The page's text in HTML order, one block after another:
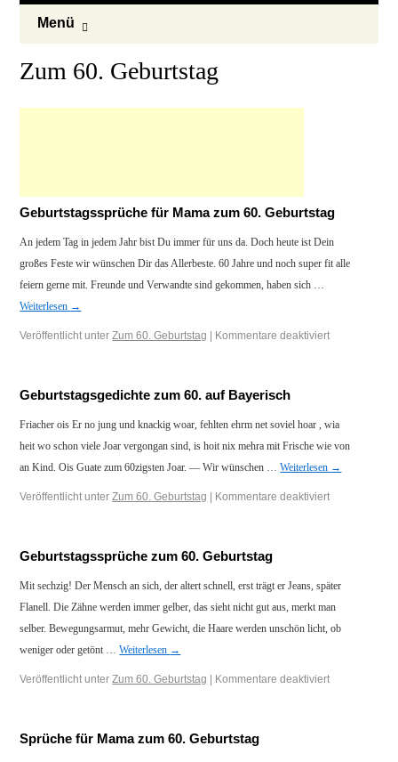
Menü
Zum 60. Geburtstag
Geburtstagssprüche für Mama zum 60. Geburtstag
An jedem Tag in jedem Jahr bist Du immer für uns da. Doch heute ist Dein
großes Feste wir wünschen Dir das Allerbeste. 60 Jahre und noch super fit alle
feiern gerne mit. Freunde und Verwandte sind gekommen, haben sich …
Weiterlesen →
Veröffentlicht unter Zum 60. Geburtstag Kommentare deaktiviert
Geburtstagsgedichte zum 60. auf Bayerisch
Friacher ois Er no jung und knackig woar, fehlten ehrm net soviel hoar , wia
heit wo schon viele Joar vergongan sind, is hoit nix mehra mit Frische wie von
an Kind. Ois Guate zum 60zigsten Joar. — Wir wünschen …Weiterlesen →
Veröffentlicht unter Zum 60. Geburtstag Kommentare deaktiviert
Geburtstagssprüche zum 60. Geburtstag
Mit sechzig! Der Mensch an sich, der altert schnell, erst trägt er Jeans, später
Flanell. Die Zähne werden immer gelber, das sieht nicht gut aus, merkt man
selber. Bewegungsarmut, mehr Gewicht, die Haare werden unschön licht, ob
weniger oder getönt …Weiterlesen →
Veröffentlicht unter Zum 60. Geburtstag Kommentare deaktiviert
Sprüche für Mama zum 60. Geburtstag